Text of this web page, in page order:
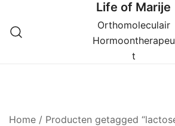
Life of Marije
Orthomoleculair
Hormoontherapeu
t
Home / Producten getagged